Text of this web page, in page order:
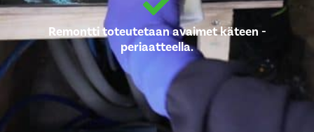
Remontti toteutetaan avaimet käteen -
periaatteella.